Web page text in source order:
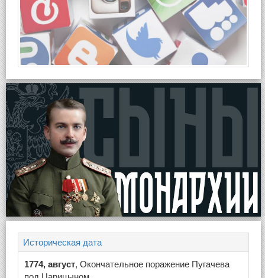
Историческая дата
1774, август, Окончательное поражение Пугачева